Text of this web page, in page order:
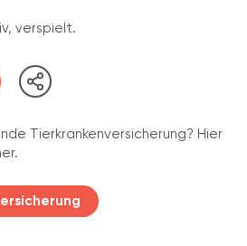
verspielt.
Tierkrankenversicherung? Hier